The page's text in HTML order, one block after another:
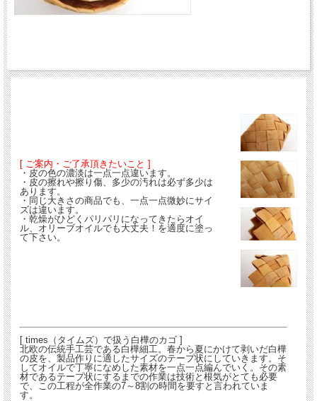
[ ご案内・ご了承頂きたいこと ]
・皮の色の濃淡は一点一点違います。
・皮の擦れや擦り傷、多少の汚れは必ず多少は
あります。
・同じ大きさの商品でも、一点一点微妙にサイ
ズは違います。
・乾燥がひどくパリパリになってきたらオイ
ル、オリーブオイルでも大丈夫！を適度に塗っ
て下さい。
[ times（タイムズ）で扱う白樺のカゴ ]
北欧の伝統手工芸である白樺細工。春から夏にかけて剥いだ白樺
の皮を、製品作りに適したサイズのテープ状にしていきます。そ
してオイルで丁寧になめした素材を一点一点編んでいく。その素
材であるテープ状にするまでの作業は技術と根気がとても必要
で、この工程が全作業の7～8割の時間を要すと言われていま
す。